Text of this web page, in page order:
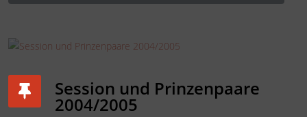
Session und Prinzenpaare
2004/2005